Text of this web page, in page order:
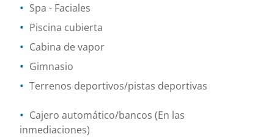
Spa - Faciales
Piscina cubierta
Cabina de vapor
Gimnasio
Terrenos deportivos/pistas deportivas
Cajero automático/bancos (En las
inmediaciones)